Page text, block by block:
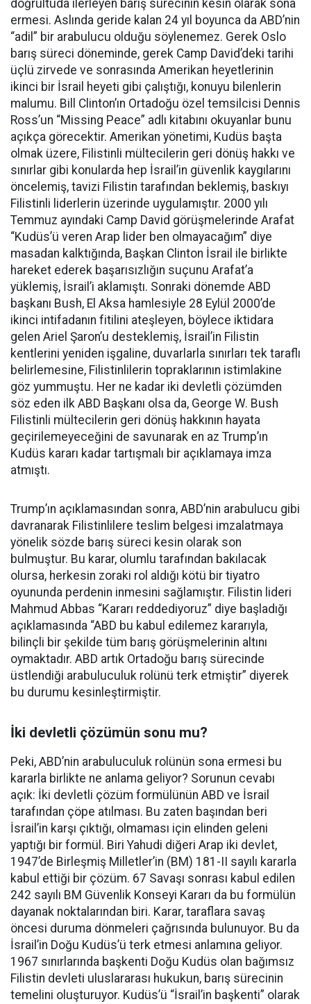
doğrultuda ilerleyen barış sürecinin kesin olarak sona
ermesi. Aslında geride kalan 24 yıl boyunca da ABD’nin
“adil” bir arabulucu olduğu söylenemez. Gerek Oslo
barış süreci döneminde, gerek Camp David’deki tarihi
üçlü zirvede ve sonrasında Amerikan heyetlerinin
ikinci bir İsrail heyeti gibi çalıştığı, konuyu bilenlerin
malumu. Bill Clinton’ın Ortadoğu özel temsilcisi Dennis
Ross’un “Missing Peace” adlı kitabını okuyanlar bunu
açıkça görecektir. Amerikan yönetimi, Kudüs başta
olmak üzere, Filistinli mültecilerin geri dönüş hakkı ve
sınırlar gibi konularda hep İsrail’in güvenlik kaygılarını
öncelemiş, tavizi Filistin tarafından beklemiş, baskıyı
Filistinli liderlerin üzerinde uygulamıştır. 2000 yılı
Temmuz ayındaki Camp David görüşmelerinde Arafat
“Kudüs’ü veren Arap lider ben olmayacağım” diye
masadan kalktığında, Başkan Clinton İsrail ile birlikte
hareket ederek başarısızlığın suçunu Arafat’a
yüklemiş, İsrail’i aklamıştı. Sonraki dönemde ABD
başkanı Bush, El Aksa hamlesiyle 28 Eylül 2000’de
ikinci intifadanın fitilini ateşleyen, böylece iktidara
gelen Ariel Şaron’u desteklemiş, İsrail’in Filistin
kentlerini yeniden işgaline, duvarlarla sınırları tek taraflı
belirlemesine, Filistinlilerin topraklarının istimlakine
göz yummuştu. Her ne kadar iki devletli çözümden
söz eden ilk ABD Başkanı olsa da, George W. Bush
Filistinli mültecilerin geri dönüş hakkının hayata
geçirilemeyeceğini de savunarak en az Trump’ın
Kudüs kararı kadar tartışmalı bir açıklamaya imza
atmıştı.
Trump’ın açıklamasından sonra, ABD’nin arabulucu gibi
davranarak Filistinlilere teslim belgesi imzalatmaya
yönelik sözde barış süreci kesin olarak son
bulmuştur. Bu karar, olumlu tarafından bakılacak
olursa, herkesin zoraki rol aldığı kötü bir tiyatro
oyununda perdenin inmesini sağlamıştır. Filistin lideri
Mahmud Abbas “Kararı reddediyoruz” diye başladığı
açıklamasında “ABD bu kabul edilemez kararıyla,
bilinçli bir şekilde tüm barış görüşmelerinin altını
oymaktadır. ABD artık Ortadoğu barış sürecinde
üstlendiği arabuluculuk rolünü terk etmiştir” diyerek
bu durumu kesinleştirmiştir.
İki devletli çözümün sonu mu?
Peki, ABD’nin arabuluculuk rolünün sona ermesi bu
kararla birlikte ne anlama geliyor? Sorunun cevabı
açık: İki devletli çözüm formülünün ABD ve İsrail
tarafından çöpe atılması. Bu zaten başından beri
İsrail’in karşı çıktığı, olmaması için elinden geleni
yaptığı bir formül. Biri Yahudi diğeri Arap iki devlet,
1947’de Birleşmiş Milletler’in (BM) 181-II sayılı kararla
kabul ettiği bir çözüm. 67 Savaşı sonrası kabul edilen
242 sayılı BM Güvenlik Konseyi Kararı da bu formülün
dayanak noktalarından biri. Karar, taraflara savaş
öncesi duruma dönmeleri çağrısında bulunuyor. Bu da
İsrail’in Doğu Kudüs’ü terk etmesi anlamına geliyor.
1967 sınırlarında başkenti Doğu Kudüs olan bağımsız
Filistin devleti uluslararası hukukun, barış sürecinin
temelini oluşturuyor. Kudüs’ü “İsrail’in başkenti” olarak